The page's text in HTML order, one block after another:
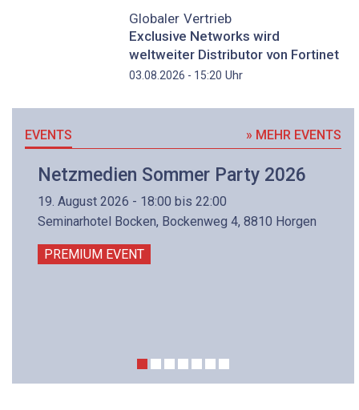
Globaler Vertrieb
Exclusive Networks wird
weltweiter Distributor von Fortinet
03.08.2026 - 15:20 Uhr
EVENTS » MEHR EVENTS
Netzmedien Sommer Party 2026
19. August 2026 - 18:00 bis 22:00
Seminarhotel Bocken, Bockenweg 4, 8810 Horgen
PREMIUM EVENT